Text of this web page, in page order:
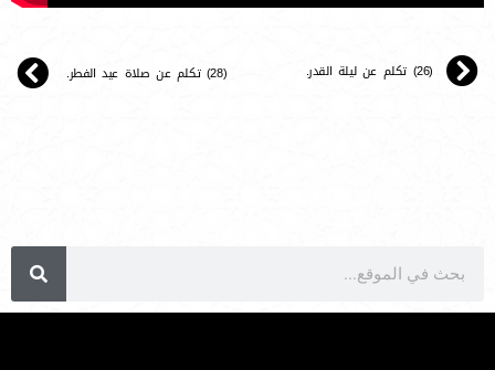
(26) تكلم عن ليلة القدر. (28) تكلم عن صلاة عيد الفطر.